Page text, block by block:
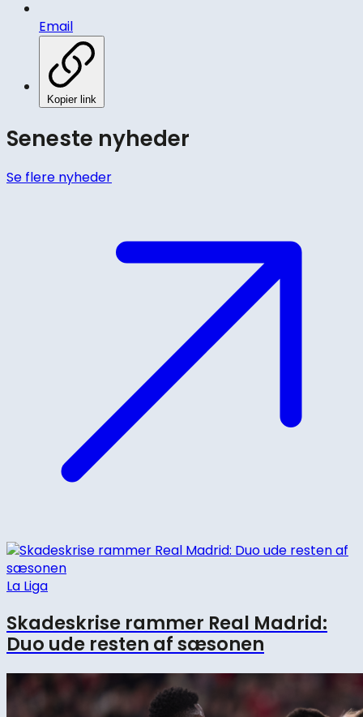
Email
Kopier link
Seneste nyheder
Se flere nyheder
La Liga
Skadeskrise rammer Real Madrid:
Duo ude resten af sæsonen